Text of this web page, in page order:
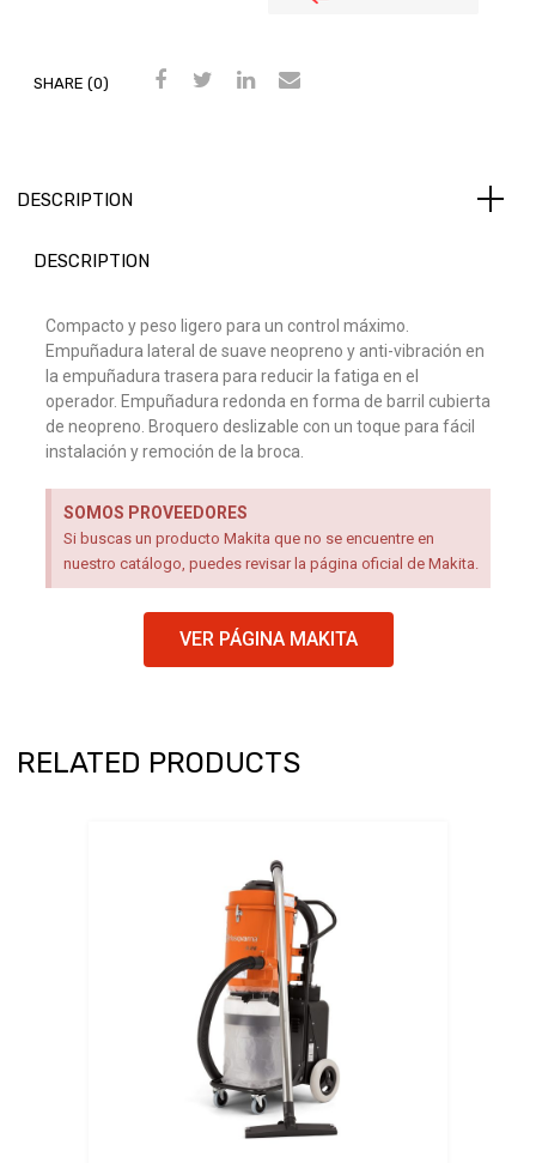
SHARE (0)
DESCRIPTION
DESCRIPTION
Compacto y peso ligero para un control máximo.
Empuñadura lateral de suave neopreno y anti-vibración en
la empuñadura trasera para reducir la fatiga en el
operador. Empuñadura redonda en forma de barril cubierta
de neopreno. Broquero deslizable con un toque para fácil
instalación y remoción de la broca.
SOMOS PROVEEDORES
Si buscas un producto Makita que no se encuentre en
nuestro catálogo, puedes revisar la página oficial de Makita.
VER PÁGINA MAKITA
RELATED PRODUCTS